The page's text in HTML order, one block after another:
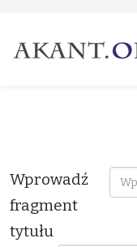
Wprowadź
fragment
tytułu